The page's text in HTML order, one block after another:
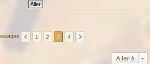
1 2 3 4
Aller à